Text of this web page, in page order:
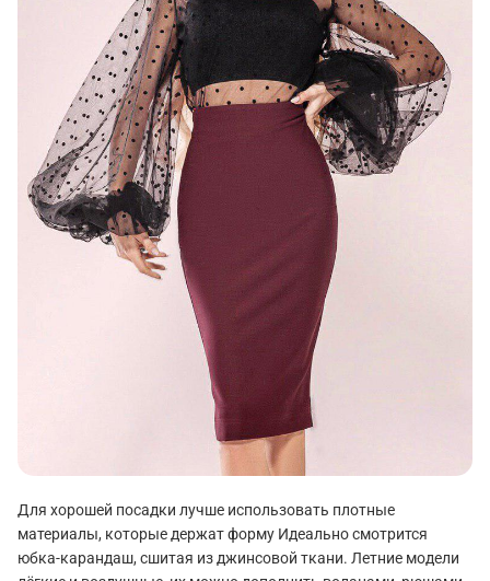
Для хорошей посадки лучше использовать плотные
материалы, которые держат форму Идеально смотрится
юбка-карандаш, сшитая из джинсовой ткани. Летние модели